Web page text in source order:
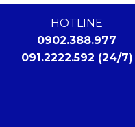
HOTLINE
0902.388.977
091.2222.592 (24/7)